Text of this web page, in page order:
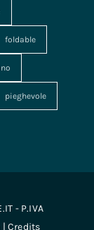
foldable
pieghevole
- P.IVA
Credits